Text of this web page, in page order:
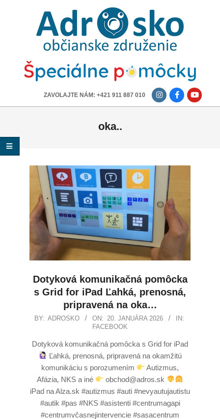
ADROSKO
OBČIANSKE
ZDRUŽENIE
ZAVOLAJTE NÁM: +421 911 887 010
oka..
Dotyková komunikačná pomôcka
s Grid for iPad Ľahká, prenosná,
pripravená na oka…
BY: ADROSKO ON: 20. JANUÁRA 2026
IN:
FACEBOOK
Dotyková komunikačná pomôcka s Grid for iPad
Ľahká, prenosná, pripravená na okamžitú
komunikáciu s porozumením
Autizmus,
Afázia, NKS a iné
obchod@adros.sk
iPad na Alza.sk #autizmus #auti #nevyautujautistu
#autik #pas #NKS #asistenti #centrumagapi
#centrumvčasnejintervencie #sasacentrum